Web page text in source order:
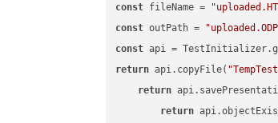
const fileName =
const outPath =
const
return api.copyFile(
return
return